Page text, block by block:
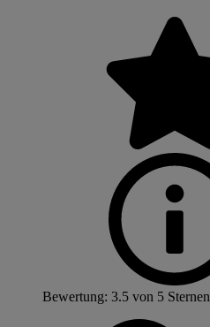
Bewertung: 3.5 von 5 Sternen